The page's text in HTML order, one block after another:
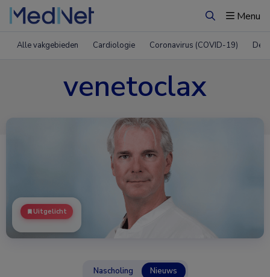
ZoekenMenu
Alle vakgebieden Cardiologie Coronavirus (COVID-19)
venetoclax
Uitgelicht
Nascholing Nieuws